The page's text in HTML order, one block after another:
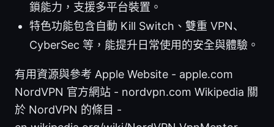
鎖能力，支援多平台裝置。
特色功能包含自動 Kill Switch、雙重 VPN、
CyberSec 等，能提升日常使用的安全與體驗。
有用資源與參考 Apple Website - apple.com
NordVPN 官方網站 - nordvpn.com Wikipedia 關
於 NordVPN 的條目 -